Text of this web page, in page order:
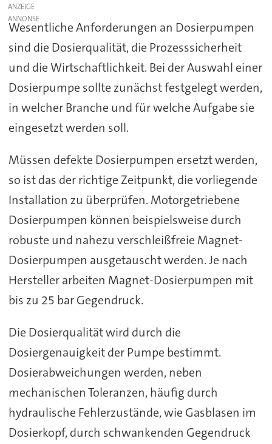
ANZEIGE
Wesentliche Anforderungen an Dosierpumpen
sind die Dosierqualität, die Prozesssicherheit
und die Wirtschaftlichkeit. Bei der Auswahl einer
Dosierpumpe sollte zunächst festgelegt werden,
in welcher Branche und für welche Aufgabe sie
eingesetzt werden soll.
Müssen defekte Dosierpumpen ersetzt werden,
so ist das der richtige Zeitpunkt, die vorliegende
Installation zu überprüfen. Motorgetriebene
Dosierpumpen können beispielsweise durch
robuste und nahezu verschleißfreie Magnet-
Dosierpumpen ausgetauscht werden. Je nach
Hersteller arbeiten Magnet-Dosierpumpen mit
bis zu 25 bar Gegendruck.
Die Dosierqualität wird durch die
Dosiergenauigkeit der Pumpe bestimmt.
Dosierabweichungen werden, neben
mechanischen Toleranzen, häufig durch
hydraulische Fehlerzustände, wie Gasblasen im
Dosierkopf, durch schwankenden Gegendruck